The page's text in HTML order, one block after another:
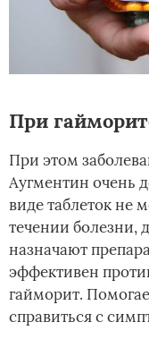
При
При этом
Аугментин очень
виде таблеток не
течении болезни,
назначают
эффективен
гайморит.
справиться с